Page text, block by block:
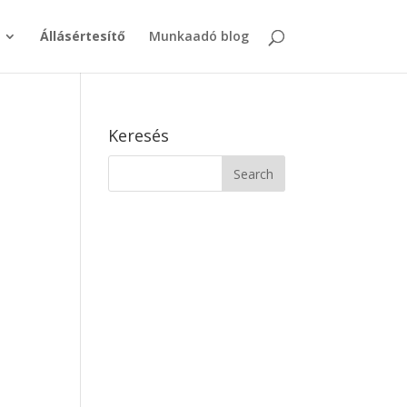
Állásértesítő Munkaadó blog
Keresés